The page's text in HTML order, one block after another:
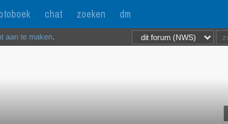
chat zoeken dm
aan te maken